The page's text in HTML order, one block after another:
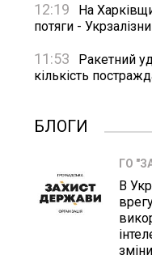
12:19
На
потяги -
11:53
Ракетний
кількість
БЛОГИ
ГО
В